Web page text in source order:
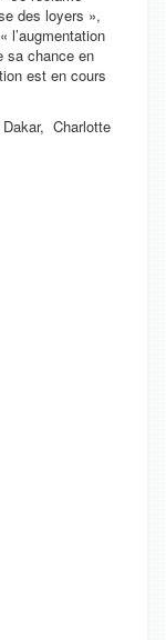
des loyers »,
l’augmentation
sa chance en
est en cours
Charlotte